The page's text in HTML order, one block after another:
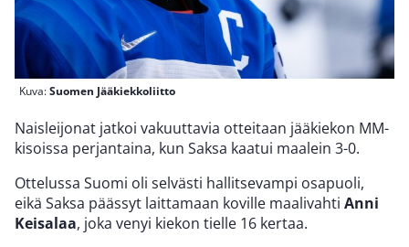
Kuva:Suomen Jääkiekkoliitto
Naisleijonat jatkoi vakuuttavia otteitaan jääkiekon MM-
kisoissa perjantaina, kun Saksa kaatui maalein 3-0.
Ottelussa Suomi oli selvästi hallitsevampi osapuoli,
eikä Saksa päässyt laittamaan koville maalivahti Anni
Keisalaa, joka venyi kiekon tielle 16 kertaa.